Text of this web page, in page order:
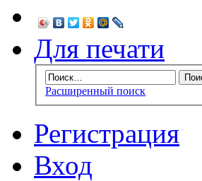
Для печати
Расширенный поиск
Регистрация
Вход